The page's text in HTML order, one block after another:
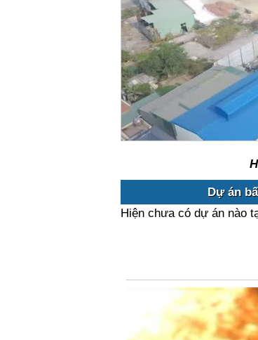
Dự án
Hiện chưa có dự án nào